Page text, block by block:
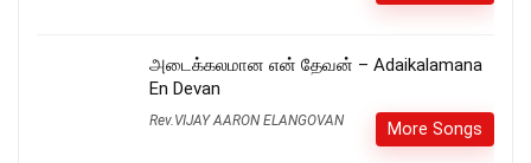
அடைக்கலமான என் தேவன் – Adaikalamana
En Devan
Rev.VIJAY AARON ELANGOVAN More Songs